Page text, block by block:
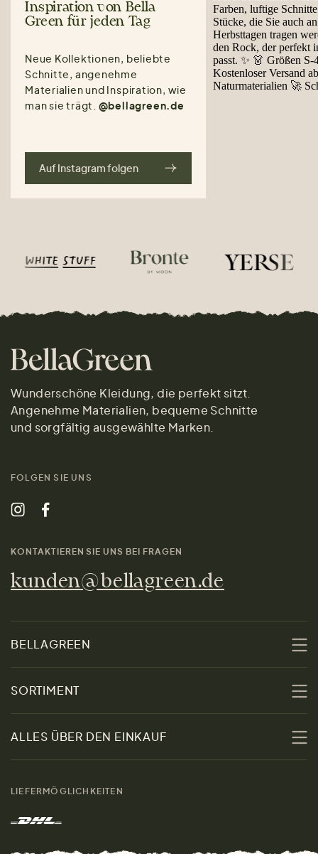
Inspiration von Bella
Green für jeden Tag
Neue Kollektionen, beliebte
Schnitte, angenehme
Materialien und Inspiration, wie
man sie trägt. @bellagreen.de
Auf Instagram folgen
Wunderschöne Kleidung, die perfekt sitzt.
Angenehme Materialien, bequeme Schnitte
und sorgfältig ausgewählte Marken.
FOLGEN SIE UNS
KONTAKTIEREN SIE UNS BEI FRAGEN
kunden@bellagreen.de
BELLAGREEN
Über uns
Nachhaltigkeit
Kontakt
Marken
SORTIMENT
Sale
Damen
Herren
ALLES ÜBER DEN EINKAUF
LIEFERMÖGLICHKEITEN